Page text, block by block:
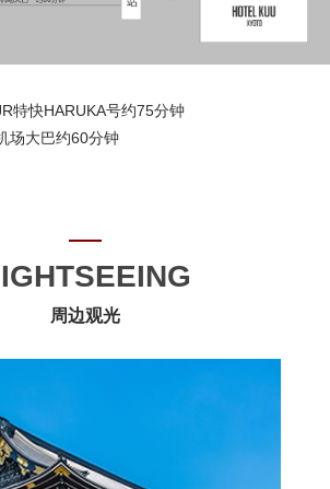
特快HARUKA号约75分钟
场大巴约60分钟
周边观光